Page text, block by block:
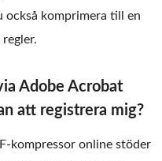
också komprimera till en
Adobe Acrobat
att registrera mig?
kompressor online stöder